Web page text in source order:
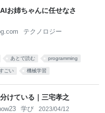
お姉ちゃんに任せなさ
テクノロジー
あとで読む programming
ごい 機械学習
けている｜三宅孝之
学び 2023/04/12